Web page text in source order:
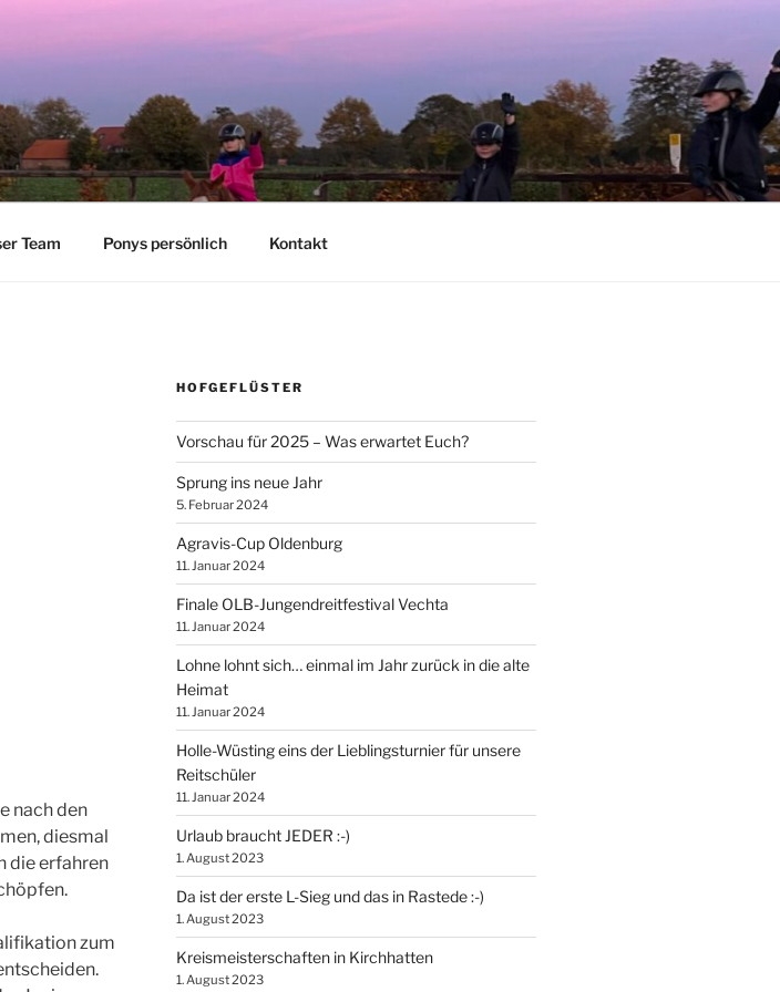
Team Ponys persönlich Kontakt
nach den
diesmal
die erfahren
zum
HOFGEFLÜSTER
Vorschau für 2025 – Was erwartet Euch?
Sprung ins neue Jahr
5. Februar 2024
Agravis-Cup Oldenburg
11. Januar 2024
Finale OLB-Jungendreitfestival Vechta
11. Januar 2024
Lohne lohnt sich… einmal im Jahr zurück in die alte
Heimat
11. Januar 2024
Holle-Wüsting eins der Lieblingsturnier für unsere
Reitschüler
11. Januar 2024
Urlaub braucht JEDER :-)
1. August 2023
Da ist der erste L-Sieg und das in Rastede :-)
1. August 2023
Kreismeisterschaften in Kirchhatten
1. August 2023